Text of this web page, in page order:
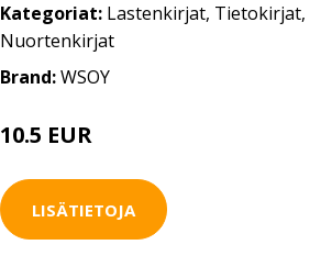
Kategoriat: Lastenkirjat, Tietokirjat,
Nuortenkirjat
Brand:WSOY
10.5 EUR
LISÄTIETOJA